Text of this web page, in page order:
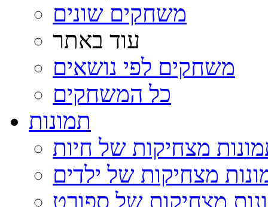
משחקים שונים
עוד באתר
משחקים לפי נושאים
כל המשחקים
תמונות
מצחיקות של חיות
מצחיקות של ילדים
מצחיקות של ספורט